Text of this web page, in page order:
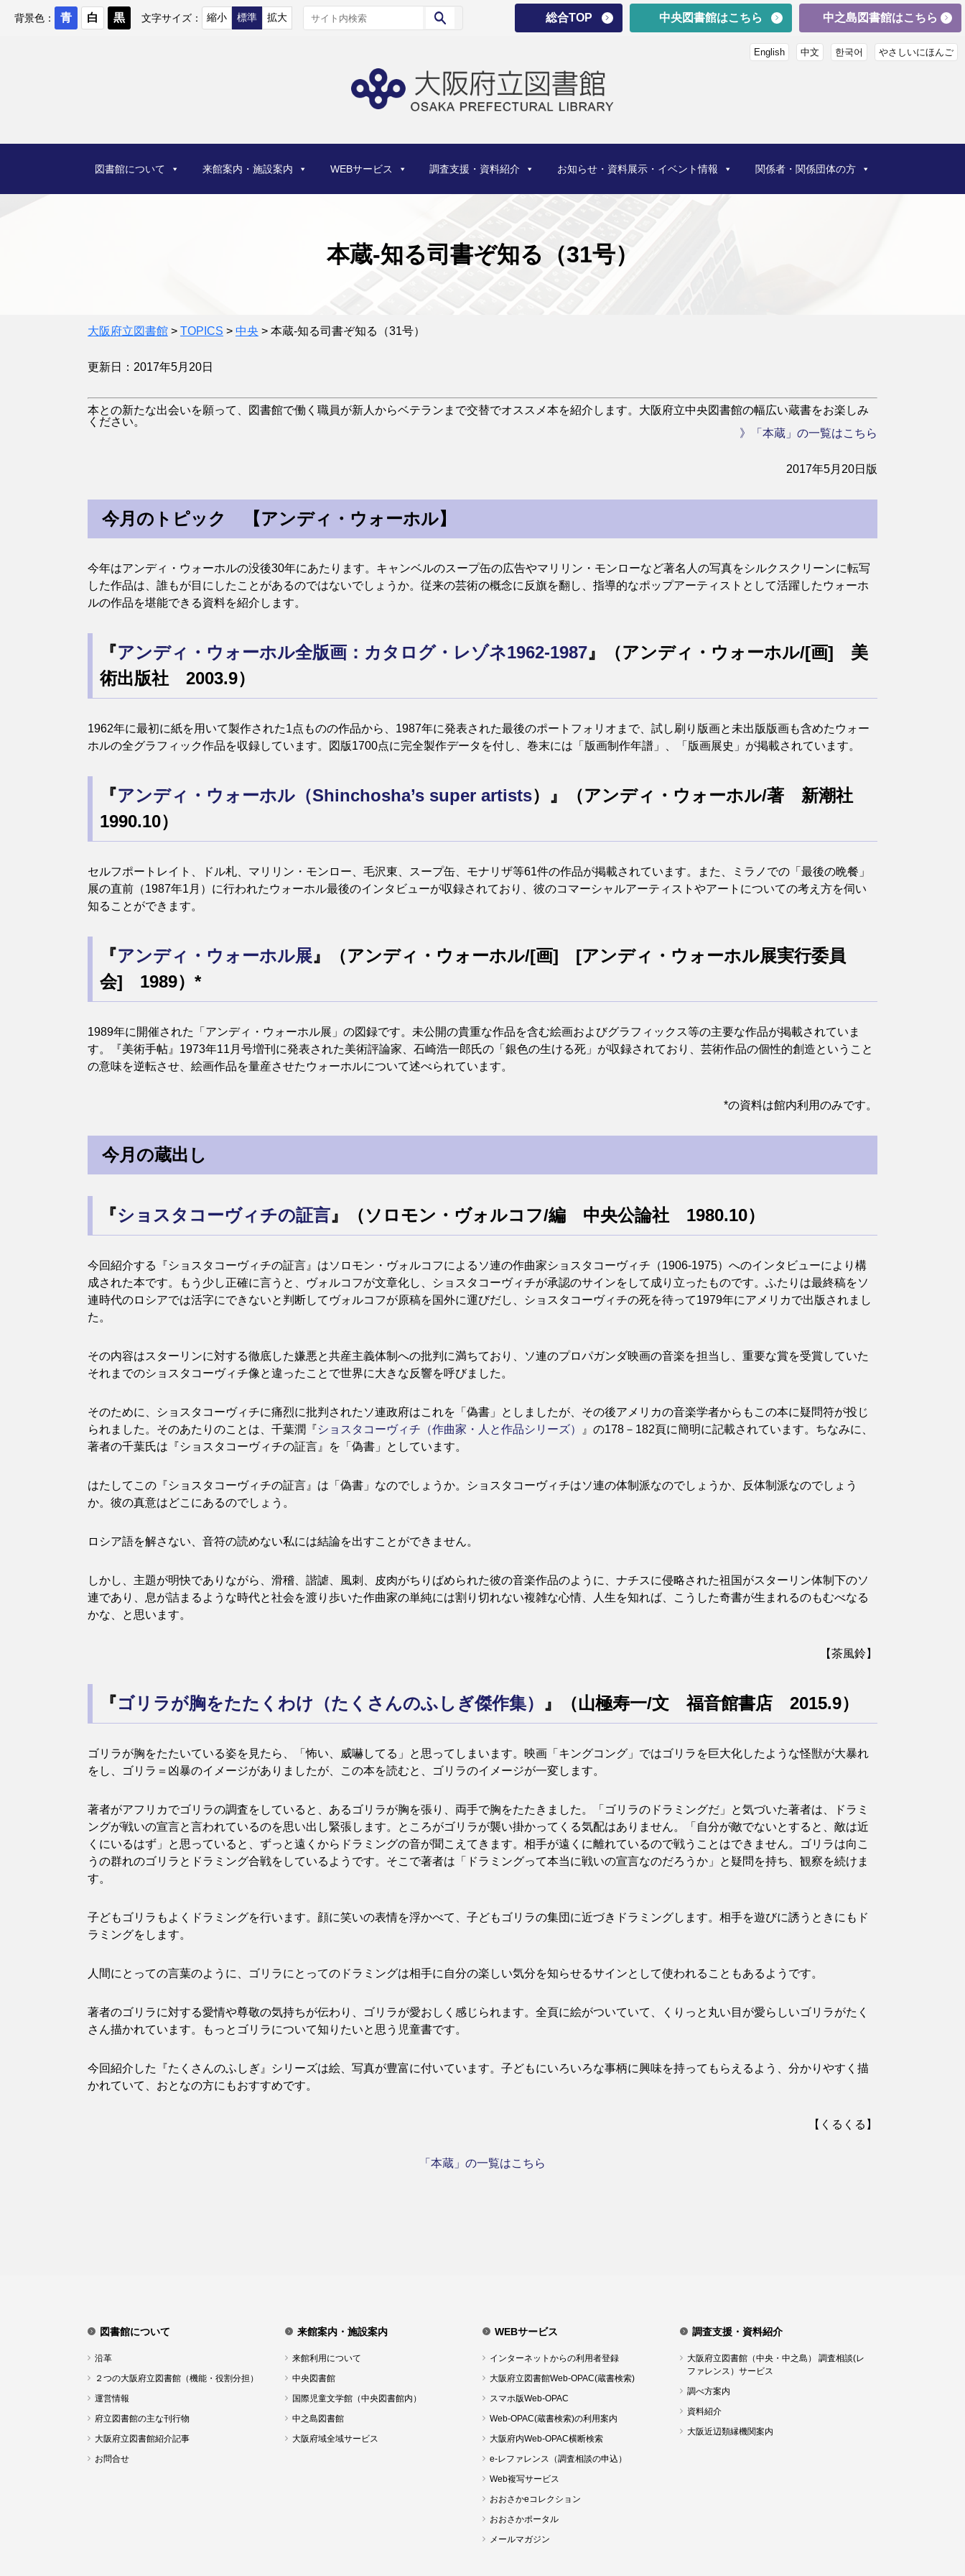
English 中文 한국어 やさしいにほんご
図書館について 来館案内・施設案内 WEBサービス 調査支援・資料紹介 お知らせ・資料展示・イベント情報 関係者・関係団体の方
背景色： 文字サイズ： 総合TOP 中央図書館はこちら 中之島図書館はこちら
本蔵-知る司書ぞ知る（31号）
大阪府立図書館 > TOPICS > 中央 > 本蔵-知る司書ぞ知る（31号）
更新日：2017年5月20日
本との新たな出会いを願って、図書館で働く職員が新人からベテランまで交替でオススメ本を紹介します。大阪府立中央図書館の幅広い蔵書をお楽しみ
ください。
》「本蔵」の一覧はこちら
2017年5月20日版
今月のトピック 【アンディ・ウォーホル】
今年はアンディ・ウォーホルの没後30年にあたります。キャンベルのスープ缶の広告やマリリン・モンローなど著名人の写真をシルクスクリーンに転写
した作品は、誰もが目にしたことがあるのではないでしょうか。従来の芸術の概念に反旗を翻し、指導的なポップアーティストとして活躍したウォーホ
ルの作品を堪能できる資料を紹介します。
『アンディ・ウォーホル全版画：カタログ・レゾネ1962-1987』（アンディ・ウォーホル/[画] 美
術出版社 2003.9）
1962年に最初に紙を用いて製作された1点ものの作品から、1987年に発表された最後のポートフォリオまで、試し刷り版画と未出版版画も含めたウォー
ホルの全グラフィック作品を収録しています。図版1700点に完全製作データを付し、巻末には「版画制作年譜」、「版画展史」が掲載されています。
『アンディ・ウォーホル（Shinchosha’s super artists）』（アンディ・ウォーホル/著 新潮社
1990.10）
セルフポートレイト、ドル札、マリリン・モンロー、毛沢東、スープ缶、モナリザ等61件の作品が掲載されています。また、ミラノでの「最後の晩餐」
展の直前（1987年1月）に行われたウォーホル最後のインタビューが収録されており、彼のコマーシャルアーティストやアートについての考え方を伺い
知ることができます。
『アンディ・ウォーホル展』（アンディ・ウォーホル/[画] [アンディ・ウォーホル展実行委員
会] 1989）*
1989年に開催された「アンディ・ウォーホル展」の図録です。未公開の貴重な作品を含む絵画およびグラフィックス等の主要な作品が掲載されていま
す。『美術手帖』1973年11月号増刊に発表された美術評論家、石崎浩一郎氏の「銀色の生ける死」が収録されており、芸術作品の個性的創造ということ
の意味を逆転させ、絵画作品を量産させたウォーホルについて述べられています。
*の資料は館内利用のみです。
今月の蔵出し
『ショスタコーヴィチの証言』（ソロモン・ヴォルコフ/編 中央公論社 1980.10）
今回紹介する『ショスタコーヴィチの証言』はソロモン・ヴォルコフによるソ連の作曲家ショスタコーヴィチ（1906‐1975）へのインタビューにより構
成された本です。もう少し正確に言うと、ヴォルコフが文章化し、ショスタコーヴィチが承認のサインをして成り立ったものです。ふたりは最終稿をソ
連時代のロシアでは活字にできないと判断してヴォルコフが原稿を国外に運びだし、ショスタコーヴィチの死を待って1979年にアメリカで出版されまし
た。
その内容はスターリンに対する徹底した嫌悪と共産主義体制への批判に満ちており、ソ連のプロパガンダ映画の音楽を担当し、重要な賞を受賞していた
それまでのショスタコーヴィチ像と違ったことで世界に大きな反響を呼びました。
そのために、ショスタコーヴィチに痛烈に批判されたソ連政府はこれを「偽書」としましたが、その後アメリカの音楽学者からもこの本に疑問符が投じ
られました。そのあたりのことは、千葉潤『ショスタコーヴィチ（作曲家・人と作品シリーズ）
』の178－182頁に簡明に記載されています。ちなみに、
著者の千葉氏は『ショスタコーヴィチの証言』を「偽書」としています。
はたしてこの『ショスタコーヴィチの証言』は「偽書」なのでしょうか。ショスタコーヴィチはソ連の体制派なのでしょうか、反体制派なのでしょう
か。彼の真意はどこにあるのでしょう。
ロシア語を解さない、音符の読めない私には結論を出すことができません。
しかし、主題が明快でありながら、滑稽、諧謔、風刺、皮肉がちりばめられた彼の音楽作品のように、ナチスに侵略された祖国がスターリン体制下のソ
連であり、息が詰まるような時代と社会を渡り歩いた作曲家の単純には割り切れない複雑な心情、人生を知れば、こうした奇書が生まれるのもむべなる
かな、と思います。
【茶風鈴】
『ゴリラが胸をたたくわけ（たくさんのふしぎ傑作集） 』（山極寿一/文 福音館書店 2015.9）
ゴリラが胸をたたいている姿を見たら、「怖い、威嚇してる」と思ってしまいます。映画「キングコング」ではゴリラを巨大化したような怪獣が大暴れ
をし、ゴリラ＝凶暴のイメージがありましたが、この本を読むと、ゴリラのイメージが一変します。
著者がアフリカでゴリラの調査をしていると、あるゴリラが胸を張り、両手で胸をたたきました。「ゴリラのドラミングだ」と気づいた著者は、ドラミ
ングが戦いの宣言と言われているのを思い出し緊張します。ところがゴリラが襲い掛かってくる気配はありません。「自分が敵でないとすると、敵は近
くにいるはず」と思っていると、ずっと遠くからドラミングの音が聞こえてきます。相手が遠くに離れているので戦うことはできません。ゴリラは向こ
うの群れのゴリラとドラミング合戦をしているようです。そこで著者は「ドラミングって本当に戦いの宣言なのだろうか」と疑問を持ち、観察を続けま
す。
子どもゴリラもよくドラミングを行います。顔に笑いの表情を浮かべて、子どもゴリラの集団に近づきドラミングします。相手を遊びに誘うときにもド
ラミングをします。
人間にとっての言葉のように、ゴリラにとってのドラミングは相手に自分の楽しい気分を知らせるサインとして使われることもあるようです。
著者のゴリラに対する愛情や尊敬の気持ちが伝わり、ゴリラが愛おしく感じられます。全頁に絵がついていて、くりっと丸い目が愛らしいゴリラがたく
さん描かれています。もっとゴリラについて知りたいと思う児童書です。
今回紹介した『たくさんのふしぎ』シリーズは絵、写真が豊富に付いています。子どもにいろいろな事柄に興味を持ってもらえるよう、分かりやすく描
かれていて、おとなの方にもおすすめです。
【くるくる】
「本蔵」の一覧はこちら
図書館について
沿革
２つの大阪府立図書館（機能・役割分担）
運営情報
府立図書館の主な刊行物
大阪府立図書館紹介記事
お問合せ
来館案内・施設案内
来館利用について
中央図書館
国際児童文学館（中央図書館内）
中之島図書館
大阪府域全域サービス
WEBサービス
インターネットからの利用者登録
大阪府立図書館Web-OPAC(蔵書検索)
スマホ版Web-OPAC
Web-OPAC(蔵書検索)の利用案内
大阪府内Web-OPAC横断検索
e-レファレンス（調査相談の申込）
Web複写サービス
おおさかeコレクション
おおさかポータル
メールマガジン
調査支援・資料紹介
大阪府立図書館（中央・中之島） 調査相談(レ
ファレンス）サービス
調べ方案内
資料紹介
大阪近辺類縁機関案内